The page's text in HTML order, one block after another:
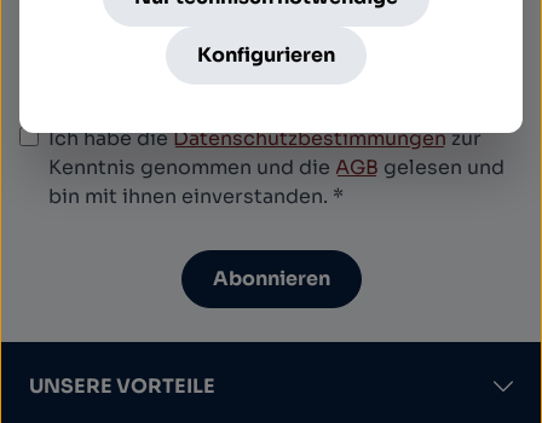
es gelten dieDatenschutzrichtlinieund
Nutzungsbedingungen.
Ich habe dieDatenschutzbestimmungenzur
Kenntnis genommen und die AGB gelesen und
bin mit ihnen einverstanden. *
Abonnieren
UNSERE VORTEILE
Konfigurieren